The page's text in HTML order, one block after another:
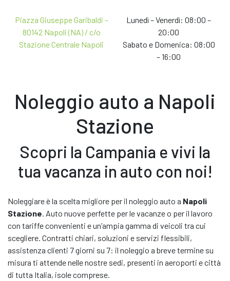
*Il termine 'o modello simile'
indica che l'auto noleggiata
potrebbe non essere della stessa marca o modello
dell'auto presentata sul web. L'eventuale variazione
del gruppo richiesto, provvederemo a consegnartene
un'altra appartenente ad un gruppo superiore.
Rendi unico il tuo noleggio
Scegli i nostri accessori e servizi extra per personalizzare il
E-MAIL *
DELL’ INFORMATIVA PRIVACY PER RICEVERE INFORMAZIONI. *
ACCONSENTO AL TRATTAMENTO DEI MIEI DATI PER ATTIVITÀ DI
MARKETING
PROFILAZIONE, AL FINE DI MIGLIORARE L'OFFERTA DI PRODOTTI E
SERVIZI
Contattaci
Piazza Giuseppe Garibaldi –
80142 Napoli (NA) / c/o
Stazione Centrale Napoli
Lunedì – Venerdì: 08:00 –
20:00
Sabato e Domenica: 08:00
– 16:00
Noleggio auto a Napoli
Stazione
Scopri la Campania e vivi la
tua vacanza in auto con noi!
Noleggiare è la scelta migliore per il noleggio auto a Napoli
Stazione. Auto nuove perfette per le vacanze o per il lavoro
con tariffe convenienti e un’ampia gamma di veicoli tra cui
scegliere. Contratti chiari, soluzioni e servizi flessibili,
assistenza clienti 7 giorni su 7: il noleggio a breve termine su
misura ti attende nelle nostre sedi, presenti in aeroporti e città
di tutta Italia, isole comprese.